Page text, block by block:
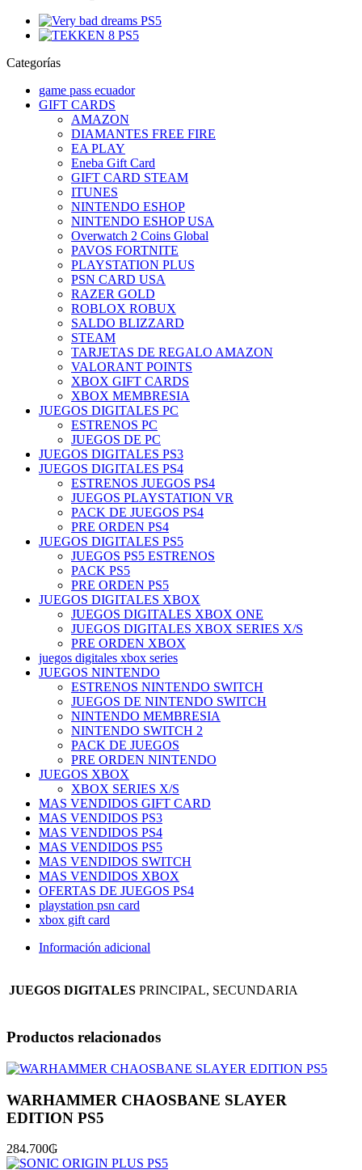
Categorías
game pass ecuador
GIFT CARDS
AMAZON
DIAMANTES FREE FIRE
EA PLAY
Eneba Gift Card
GIFT CARD STEAM
ITUNES
NINTENDO ESHOP
NINTENDO ESHOP USA
Overwatch 2 Coins Global
PAVOS FORTNITE
PLAYSTATION PLUS
PSN CARD USA
RAZER GOLD
ROBLOX ROBUX
SALDO BLIZZARD
STEAM
TARJETAS DE REGALO AMAZON
VALORANT POINTS
XBOX GIFT CARDS
XBOX MEMBRESIA
JUEGOS DIGITALES PC
ESTRENOS PC
JUEGOS DE PC
JUEGOS DIGITALES PS3
JUEGOS DIGITALES PS4
ESTRENOS JUEGOS PS4
JUEGOS PLAYSTATION VR
PACK DE JUEGOS PS4
PRE ORDEN PS4
JUEGOS DIGITALES PS5
JUEGOS PS5 ESTRENOS
PACK PS5
PRE ORDEN PS5
JUEGOS DIGITALES XBOX
JUEGOS DIGITALES XBOX ONE
JUEGOS DIGITALES XBOX SERIES X/S
PRE ORDEN XBOX
juegos digitales xbox series
JUEGOS NINTENDO
ESTRENOS NINTENDO SWITCH
JUEGOS DE NINTENDO SWITCH
NINTENDO MEMBRESIA
NINTENDO SWITCH 2
PACK DE JUEGOS
PRE ORDEN NINTENDO
JUEGOS XBOX
XBOX SERIES X/S
MAS VENDIDOS GIFT CARD
MAS VENDIDOS PS3
MAS VENDIDOS PS4
MAS VENDIDOS PS5
MAS VENDIDOS SWITCH
MAS VENDIDOS XBOX
OFERTAS DE JUEGOS PS4
playstation psn card
xbox gift card
Información adicional
JUEGOS DIGITALES PRINCIPAL, SECUNDARIA
Productos relacionados
WARHAMMER CHAOSBANE SLAYER
EDITION PS5
284.700₲